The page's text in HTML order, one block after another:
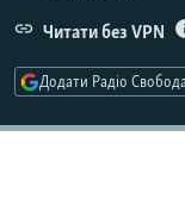
ДОЛУЧАЙСЯ!
Читати без VPN
Додати Радіо